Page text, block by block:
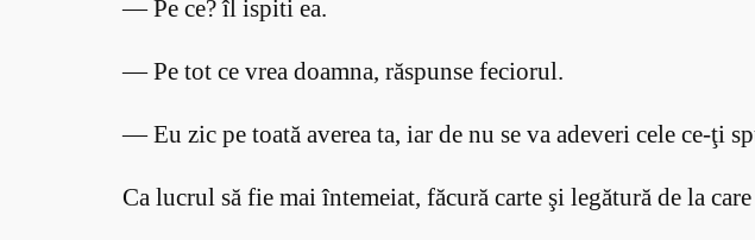
— Pe ce? îl ispiti ea.
— Pe tot ce vrea doamna, răspunse feciorul.
— Eu zic pe toată averea ta, iar de nu se va adeveri cele ce-ţi
Ca lucrul să fie mai întemeiat, făcură carte şi legătură de la care